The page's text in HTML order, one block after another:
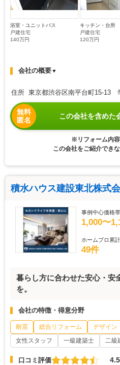
浴室・ユニットバス
戸建住宅
140万円
キッチン・台所
戸建住宅
120万円
会社の概要▼
住所 東京都渋谷区南平台町15-13
無料
匿名
この会社を含めた
※リフォーム内容
この会社をご紹介でき
積水ハウス建設東北株式
事例中心価格帯
1,000〜
ホームプロ累
49件
暮らし方に合わせた安心・安
を。
会社の特徴・得意分野
耐震 総合リフォーム デザイン
女性スタッフ
一級建築士 二級
口コミ評価 4.5